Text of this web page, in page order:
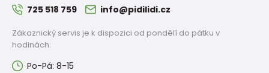
725 518 759 info@pidilidi.cz
Zákaznický servis je k dispozici od pondělí do pátku v
hodinách:
Po-Pá: 8-15